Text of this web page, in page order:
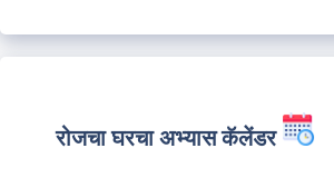
रोजचा घरचा अभ्यास कॅलेंडर